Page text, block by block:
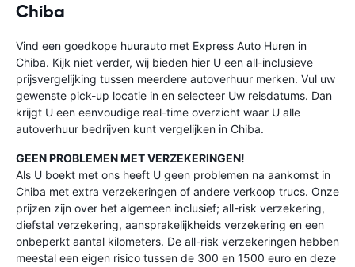
Chiba
Vind een goedkope huurauto met Express Auto Huren in
Chiba. Kijk niet verder, wij bieden hier U een all-inclusieve
prijsvergelijking tussen meerdere autoverhuur merken. Vul uw
gewenste pick-up locatie in en selecteer Uw reisdatums. Dan
krijgt U een eenvoudige real-time overzicht waar U alle
autoverhuur bedrijven kunt vergelijken in Chiba.
GEEN PROBLEMEN MET VERZEKERINGEN!
Als U boekt met ons heeft U geen problemen na aankomst in
Chiba met extra verzekeringen of andere verkoop trucs. Onze
prijzen zijn over het algemeen inclusief; all-risk verzekering,
diefstal verzekering, aansprakelijkheids verzekering en een
onbeperkt aantal kilometers. De all-risk verzekeringen hebben
meestal een eigen risico tussen de 300 en 1500 euro en deze